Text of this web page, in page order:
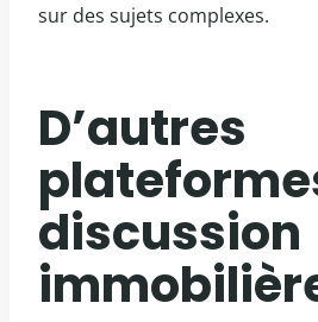
sur des sujets complexes.
D’autres
discussion